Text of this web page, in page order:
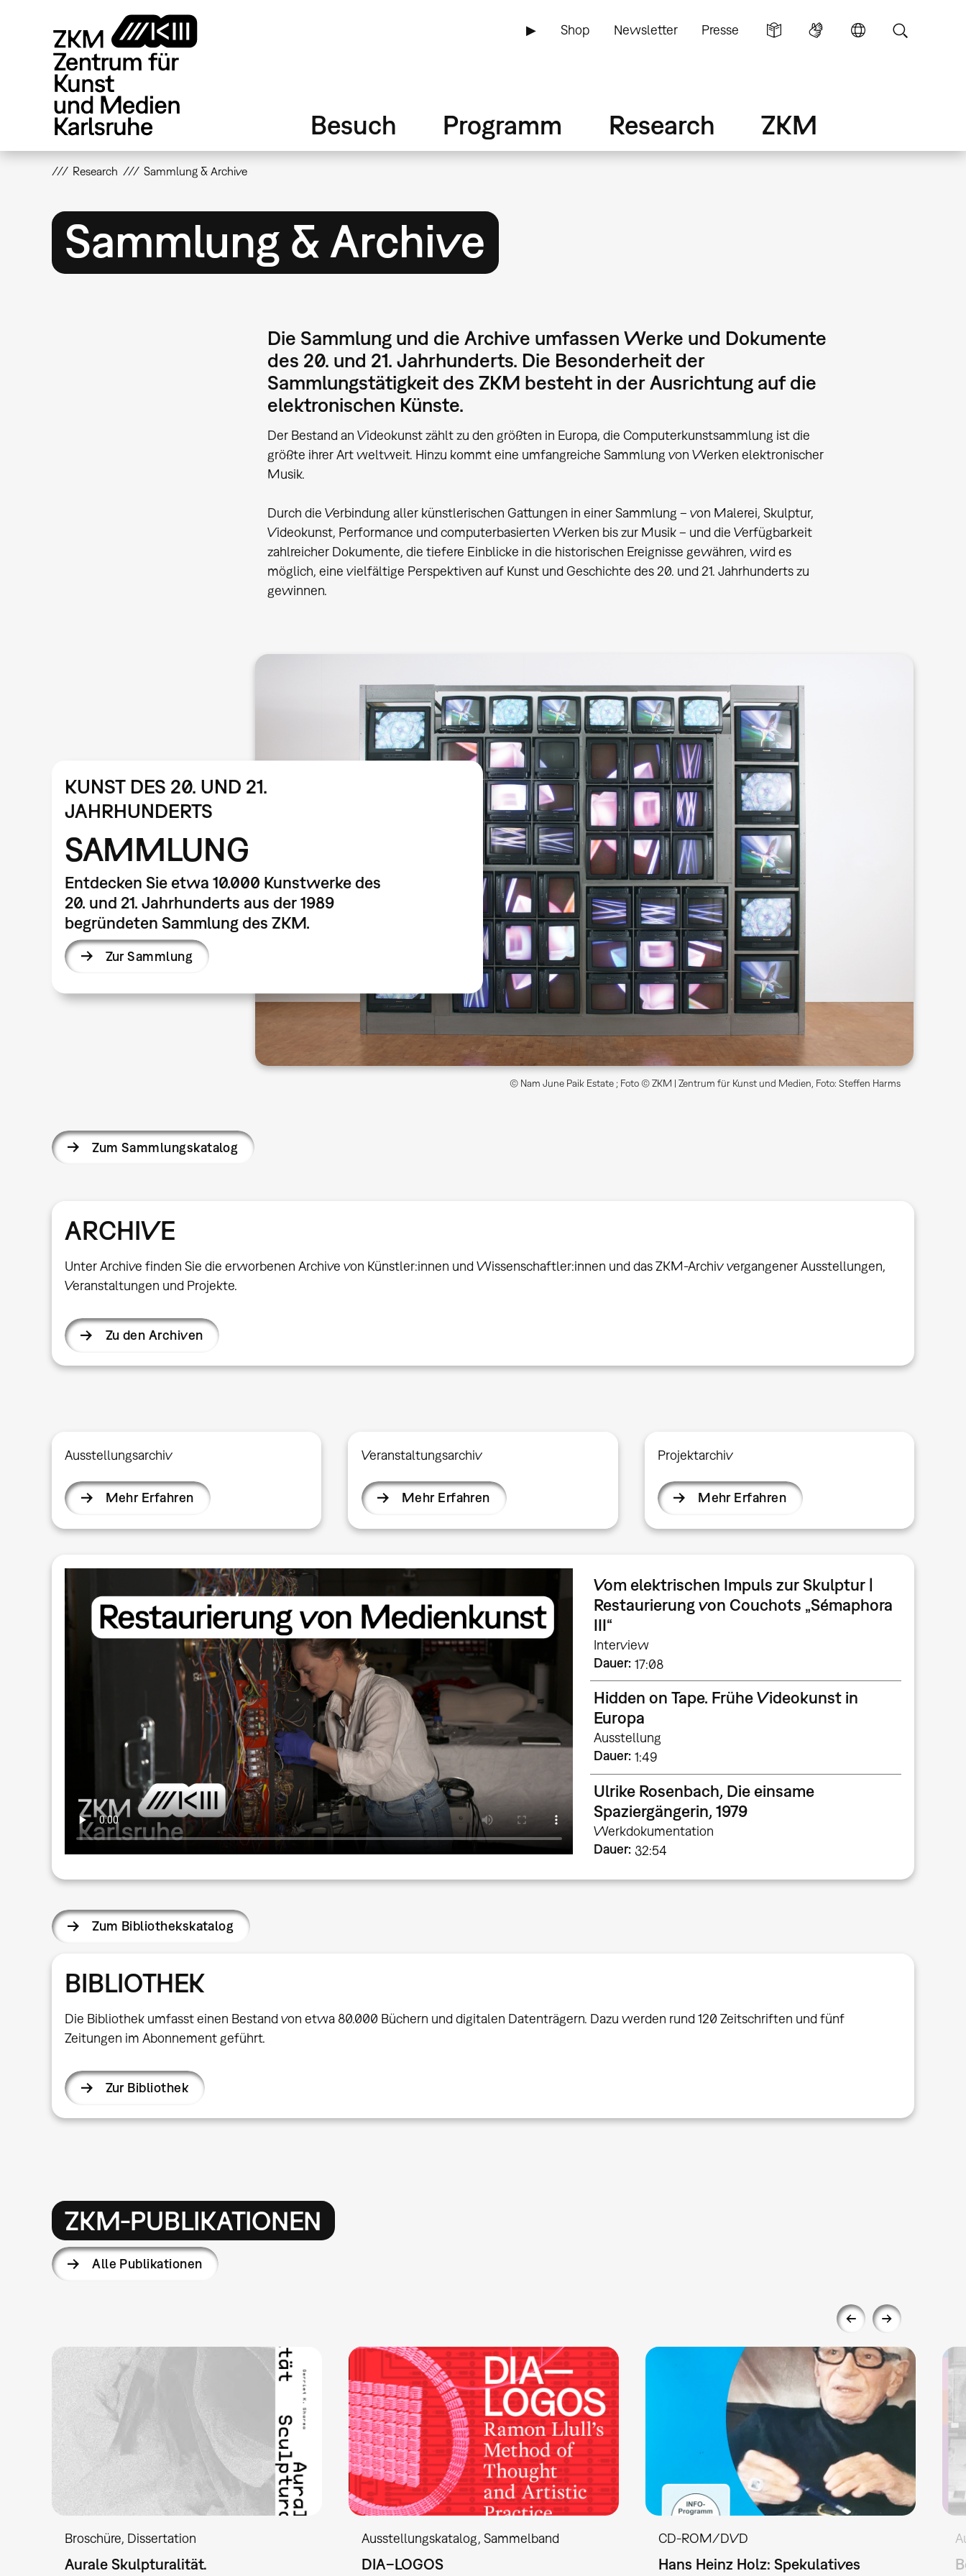
▶ Shop Newsletter Presse
Besuch Programm Research ZKM
Research Sammlung & Archive
Sammlung & Archive
Die Sammlung und die Archive umfassen Werke und Dokumente
des 20. und 21. Jahrhunderts. Die Besonderheit der
Sammlungstätigkeit des ZKM besteht in der Ausrichtung auf die
elektronischen Künste.
Der Bestand an Videokunst zählt zu den größten in Europa, die Computerkunstsammlung ist die
größte ihrer Art weltweit. Hinzu kommt eine umfangreiche Sammlung von Werken elektronischer
Musik.
Durch die Verbindung aller künstlerischen Gattungen in einer Sammlung – von Malerei, Skulptur,
Videokunst, Performance und computerbasierten Werken bis zur Musik – und die Verfügbarkeit
zahlreicher Dokumente, die tiefere Einblicke in die historischen Ereignisse gewähren, wird es
möglich, eine vielfältige Perspektiven auf Kunst und Geschichte des 20. und 21. Jahrhunderts zu
gewinnen.
KUNST DES 20. UND 21.
JAHRHUNDERTS
SAMMLUNG
Entdecken Sie etwa 10.000 Kunstwerke des
20. und 21. Jahrhunderts aus der 1989
begründeten Sammlung des ZKM.
Zur Sammlung
© Nam June Paik Estate ; Foto © ZKM | Zentrum für Kunst und Medien, Foto: Steffen Harms
Zum Sammlungskatalog
ARCHIVE
Unter Archive finden Sie die erworbenen Archive von Künstler:innen und Wissenschaftler:innen und das ZKM-Archiv vergangener Ausstellungen,
Veranstaltungen und Projekte.
Zu den Archiven
Ausstellungsarchiv
Mehr Erfahren
Veranstaltungsarchiv
Mehr Erfahren
Projektarchiv
Mehr Erfahren
Vom elektrischen Impuls zur Skulptur |
Restaurierung von Couchots „Sémaphora
III“
Interview
Dauer 17:08
Hidden on Tape. Frühe Videokunst in
Europa
Ausstellung
Dauer 1:49
Ulrike Rosenbach, Die einsame
Spaziergängerin, 1979
Werkdokumentation
Dauer 32:54
Zum Bibliothekskatalog
BIBLIOTHEK
Die Bibliothek umfasst einen Bestand von etwa 80.000 Büchern und digitalen Datenträgern. Dazu werden rund 120 Zeitschriften und fünf
Zeitungen im Abonnement geführt.
Zur Bibliothek
ZKM-PUBLIKATIONEN
Alle Publikationen
Broschüre Dissertation
Aurale Skulpturalität.
Ausstellungskatalog Sammelband
DIA–LOGOS
CD-ROM/DVD
Hans Heinz Holz: Spekulatives